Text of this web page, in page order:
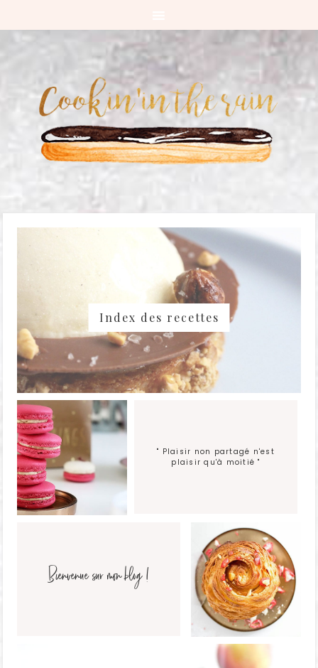
Index des recettes
" Plaisir non partagé n'est
plaisir qu'à moitié "
Bienvenue sur mon blog !